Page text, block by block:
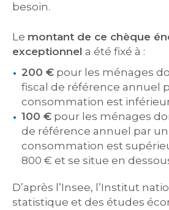
besoin.
Le montant de ce chèque
exceptionnel a été fixé à :
200 € pour les ménages
fiscal de référence annuel
consommation est inférieur
100 € pour les ménages
de référence annuel par
consommation est
800 € et se situe en
D’après l’Insee, l’Institut
statistique et des études